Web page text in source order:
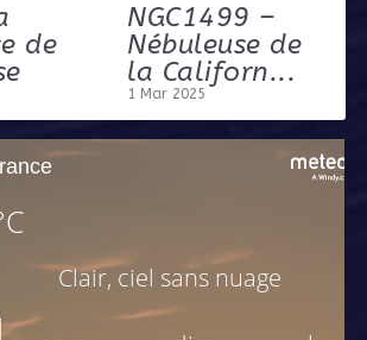
de
NGC1499 –
Nébuleuse de
la Californ...
1 Mar 2025